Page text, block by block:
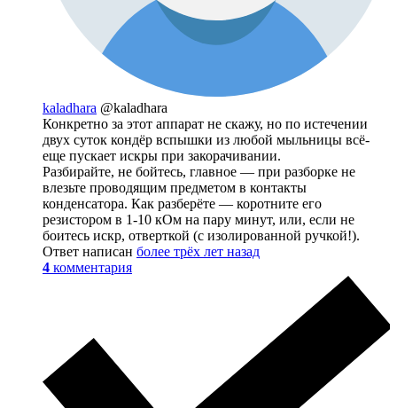
kaladhara @kaladhara
Конкретно за этот аппарат не скажу, но по истечении
двух суток кондёр вспышки из любой мыльницы всё-
еще пускает искры при закорачивании.
Разбирайте, не бойтесь, главное — при разборке не
влезьте проводящим предметом в контакты
конденсатора. Как разберёте — коротните его
резистором в 1-10 кОм на пару минут, или, если не
боитесь искр, отверткой (с изолированной ручкой!).
Ответ написан более трёх лет назад
4 комментария